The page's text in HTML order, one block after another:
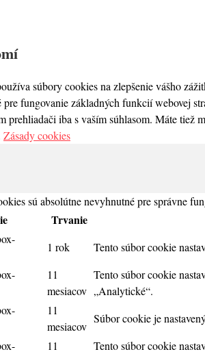
súbory cookies na zlepšenie vášho
pre fungovanie základných funkcií webovej
prehliadači iba s vaším súhlasom. Máte
Zásady cookies
sú absolútne nevyhnutné pre správne
Trvanie
1 rok
Tento súbor cookie
11
mesiacov
Tento súbor cookie
„Analytické“.
11
mesiacov
Súbor cookie je
11
Tento súbor cookie